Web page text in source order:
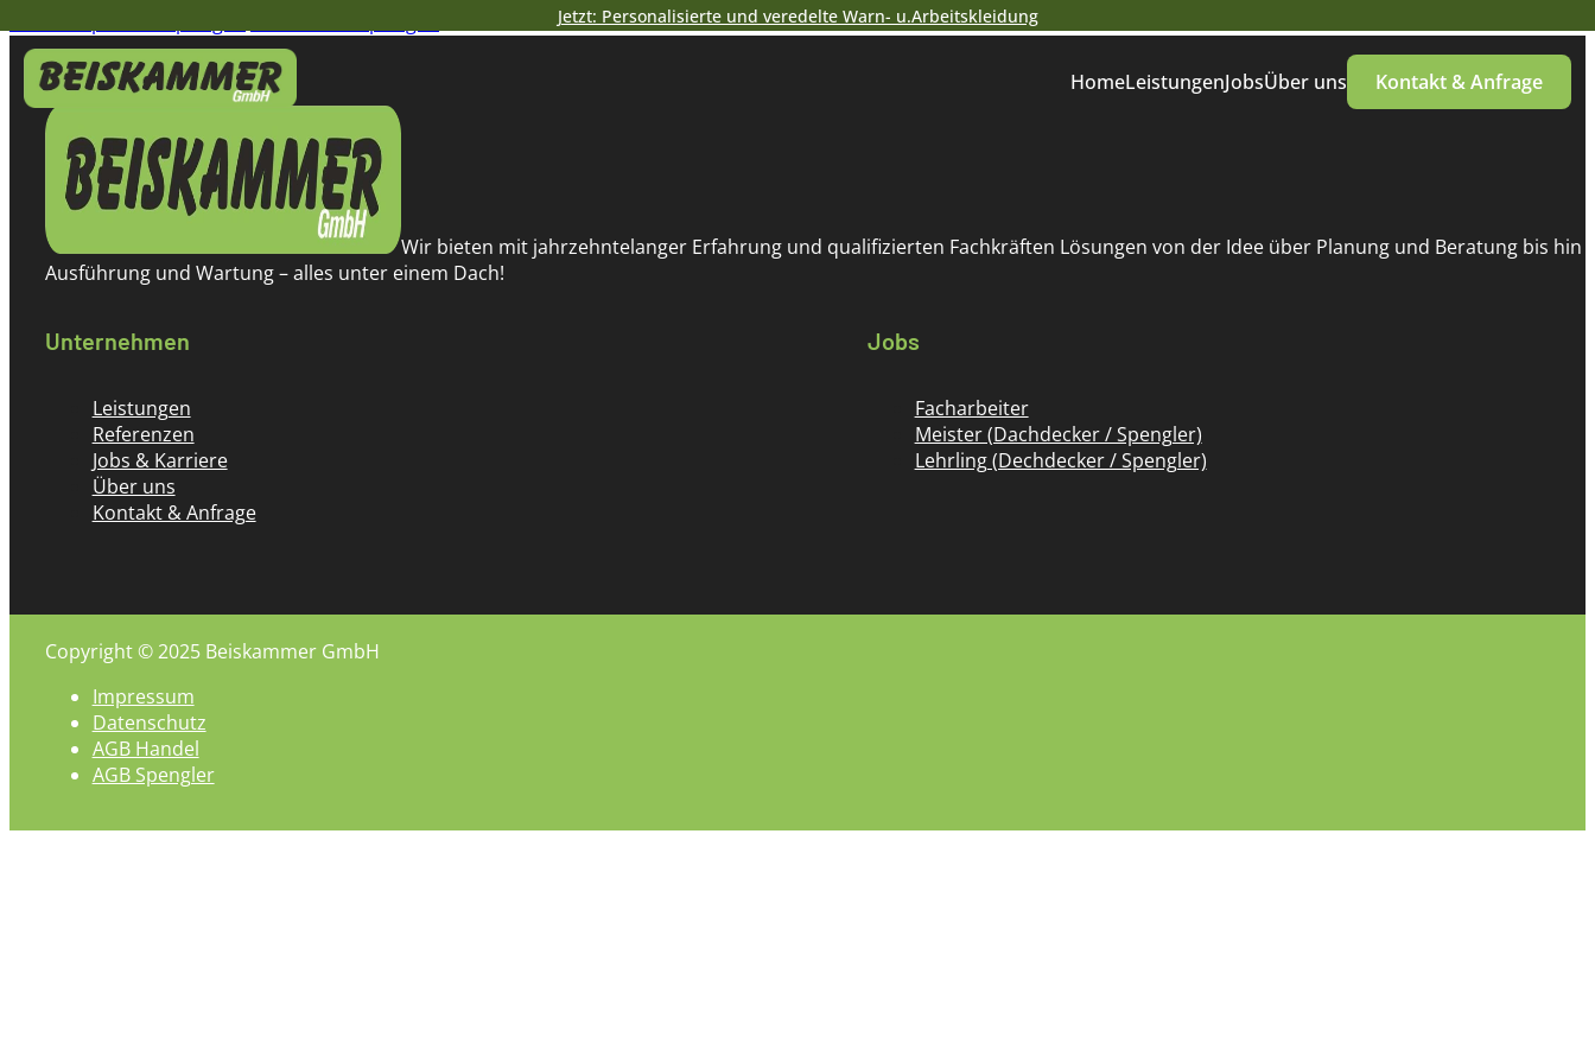
Jetzt: Personalisierte und veredelte Warn- u.Arbeitskleidung
HomeLeistungenJobsÜber uns Kontakt & Anfrage
Wir bieten mit jahrzehntelanger Erfahrung und qualifizierten Fachkräften Lösungen von der Idee über Planung und Beratung bis hin
Ausführung und Wartung – alles unter einem Dach!
Unternehmen
Leistungen
Referenzen
Jobs & Karriere
Über uns
Kontakt & Anfrage
Jobs
Facharbeiter
Meister (Dachdecker / Spengler)
Lehrling (Dechdecker / Spengler)
Copyright © 2025 Beiskammer GmbH
Impressum
Datenschutz
AGB Handel
AGB Spengler